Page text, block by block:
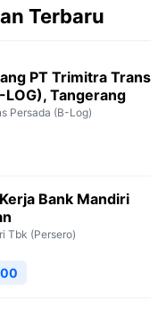
Terbaru
PT Trimitra Trans
LOG), Tangerang
Persada (B-Log)
Bank Mandiri
Tbk (Persero)